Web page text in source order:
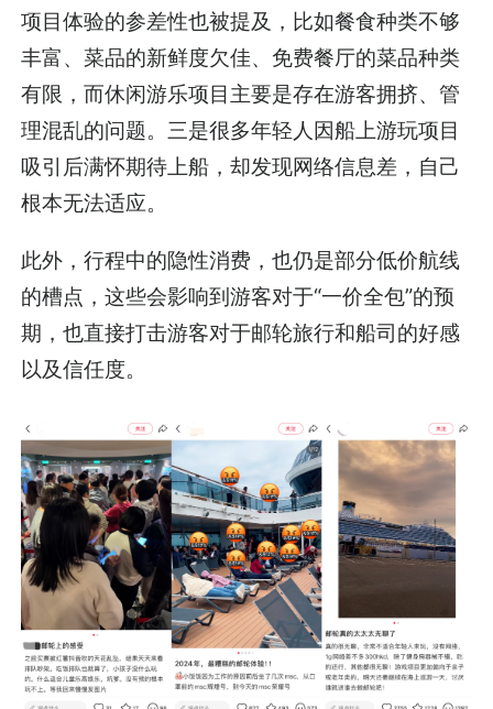
项目体验的参差性也被提及，比如餐食种类不够
丰富、菜品的新鲜度欠佳、免费餐厅的菜品种类
有限，而休闲游乐项目主要是存在游客拥挤、管
理混乱的问题。三是很多年轻人因船上游玩项目
吸引后满怀期待上船，却发现网络信息差，自己
根本无法适应。
此外，行程中的隐性消费，也仍是部分低价航线
的槽点，这些会影响到游客对于“一价全包”的预
期，也直接打击游客对于邮轮旅行和船司的好感
以及信任度。